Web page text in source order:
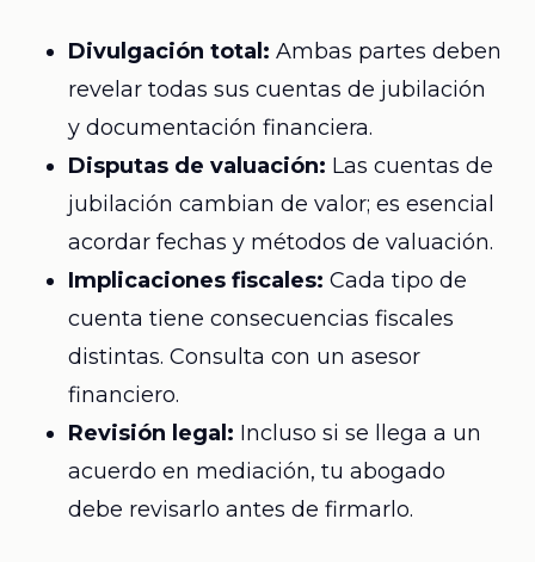
Divulgación total: Ambas partes deben
revelar todas sus cuentas de jubilación
y documentación financiera.
Disputas de valuación: Las cuentas de
jubilación cambian de valor; es esencial
acordar fechas y métodos de valuación.
Implicaciones fiscales: Cada tipo de
cuenta tiene consecuencias fiscales
distintas. Consulta con un asesor
financiero.
Revisión legal: Incluso si se llega a un
acuerdo en mediación, tu abogado
debe revisarlo antes de firmarlo.